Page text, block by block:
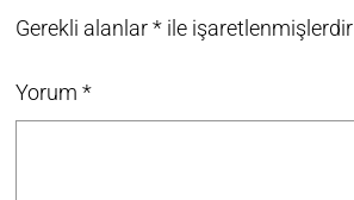
Gerekli alanlar* ile işaretlenmişlerdir
Yorum *